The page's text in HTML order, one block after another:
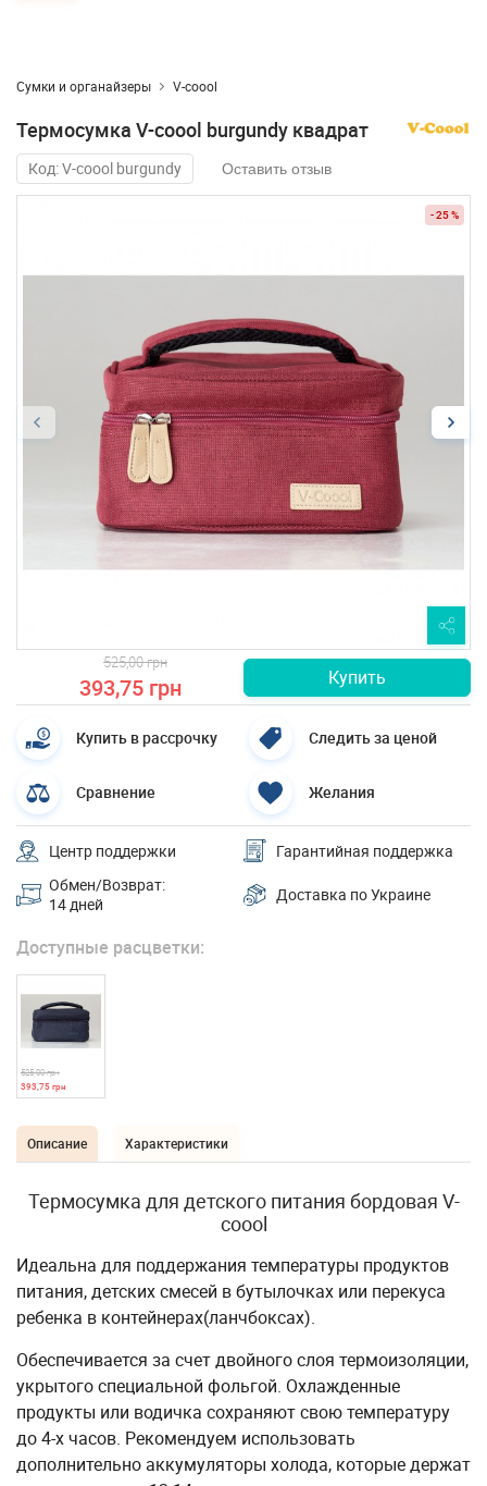
Сумки и органайзеры V-coool
Термосумка V-coool burgundy квадрат
Код: V-coool burgundy Оставить отзыв
- 25 %
- 25 %
- 25 %
- 25 %
393,75 грн
525,00 грн
Купить
Купить в рассрочку Следить за ценой
Сравнение Желания
Центр поддержки
Гарантийная поддержка
Обмен/Возврат:
14 дней
Доставка по Украине
Доступные расцветки:
525,00 грн
393,75 грн
Описание Характеристики
Термосумка для детского питания бордовая V-
coool
Идеальна для поддержания температуры продуктов
питания, детских смесей в бутылочках или перекуса
ребенка в контейнерах(ланчбоксах).
Обеспечивается за счет двойного слоя термоизоляции,
укрытого специальной фольгой. Охлажденные
продукты или водичка сохраняют свою температуру
до 4-х часов. Рекомендуем использовать
дополнительно аккумуляторы холода, которые держат